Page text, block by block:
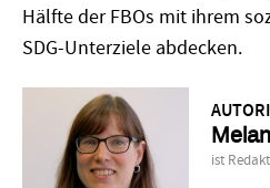
Hälfte der FBOs mit ihrem
SDG-Unterziele abdecken.
ist